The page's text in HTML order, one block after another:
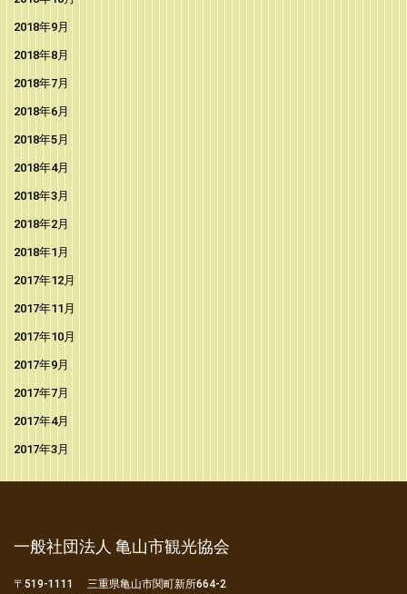
2018年9月
2018年8月
2018年7月
2018年6月
2018年5月
2018年4月
2018年3月
2018年2月
2018年1月
2017年12月
2017年11月
2017年10月
2017年9月
2017年7月
2017年4月
2017年3月
一般社団法人 亀山市観光協会
〒519-1111 三重県亀山市関町新所664-2